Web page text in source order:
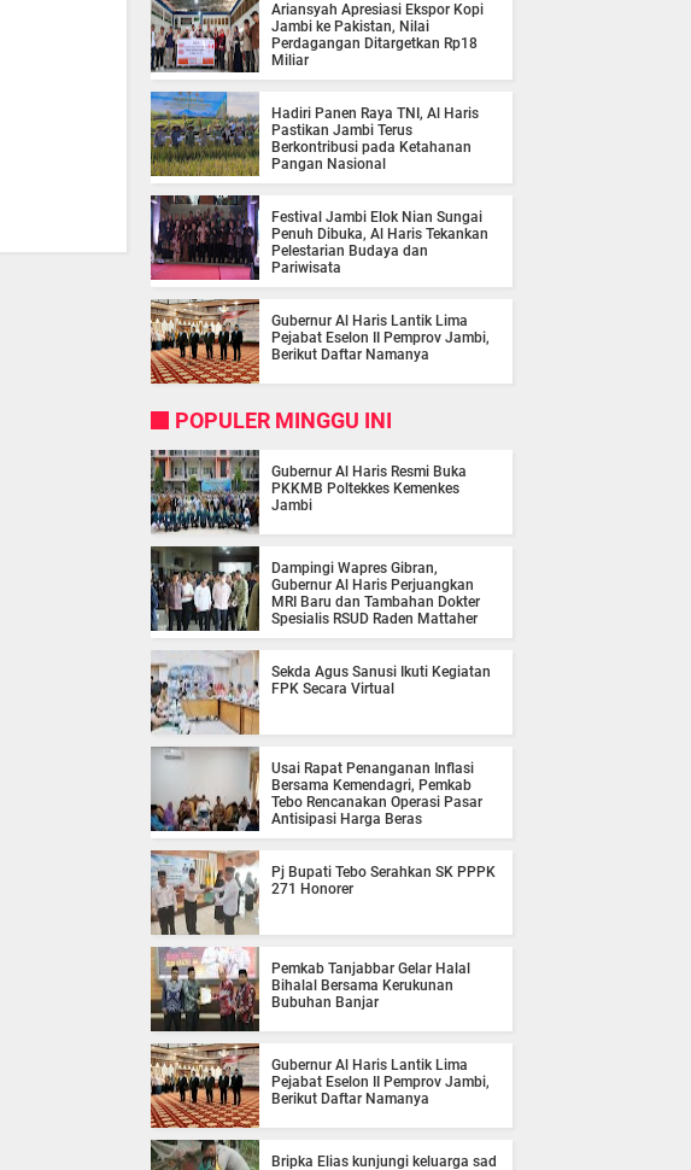
Ariansyah Apresiasi Ekspor Kopi
Jambi ke Pakistan, Nilai
Perdagangan Ditargetkan Rp18
Miliar
Hadiri Panen Raya TNI, Al Haris
Pastikan Jambi Terus
Berkontribusi pada Ketahanan
Pangan Nasional
Festival Jambi Elok Nian Sungai
Penuh Dibuka, Al Haris Tekankan
Pelestarian Budaya dan
Pariwisata
Gubernur Al Haris Lantik Lima
Pejabat Eselon II Pemprov Jambi,
Berikut Daftar Namanya
POPULER MINGGU INI
Gubernur Al Haris Resmi Buka
PKKMB Poltekkes Kemenkes
Jambi
Dampingi Wapres Gibran,
Gubernur Al Haris Perjuangkan
MRI Baru dan Tambahan Dokter
Spesialis RSUD Raden Mattaher
Sekda Agus Sanusi Ikuti Kegiatan
FPK Secara Virtual
Usai Rapat Penanganan Inflasi
Bersama Kemendagri, Pemkab
Tebo Rencanakan Operasi Pasar
Antisipasi Harga Beras
Pj Bupati Tebo Serahkan SK PPPK
271 Honorer
Pemkab Tanjabbar Gelar Halal
Bihalal Bersama Kerukunan
Bubuhan Banjar
Gubernur Al Haris Lantik Lima
Pejabat Eselon II Pemprov Jambi,
Berikut Daftar Namanya
Bripka Elias kunjungi keluarga sad